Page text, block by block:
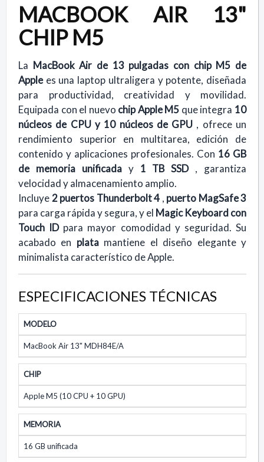
MACBOOK AIR 13"
CHIP M5
La MacBook Air de 13 pulgadas con chip M5 de
Apple es una laptop ultraligera y potente, diseñada
para productividad, creatividad y movilidad.
Equipada con el nuevo chip Apple M5 que integra 10
núcleos de CPU y 10 núcleos de GPU , ofrece un
rendimiento superior en multitarea, edición de
contenido y aplicaciones profesionales. Con 16 GB
de memoria unificada y 1 TB SSD , garantiza
velocidad y almacenamiento amplio.
Incluye2 puertos Thunderbolt 4 , puerto MagSafe 3
para carga rápida y segura, y el Magic Keyboard con
Touch ID para mayor comodidad y seguridad. Su
acabado en plata mantiene el diseño elegante y
minimalista característico de Apple.
ESPECIFICACIONES TÉCNICAS
MODELO
MacBook Air 13" MDH84E/A
CHIP
Apple M5 (10 CPU + 10 GPU)
MEMORIA
16 GB unificada